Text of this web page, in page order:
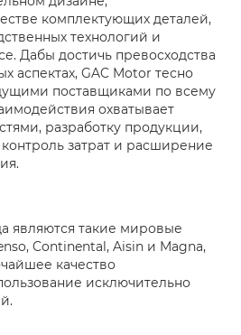
комплектующих деталей,
технологий и
Дабы достичь превосходства
аспектах, GAC Motor тесно
поставщиками по всему
охватывает
разработку продукции,
затрат и расширение
являются такие мировые
Continental, Aisin и Magna,
качество
исключительно